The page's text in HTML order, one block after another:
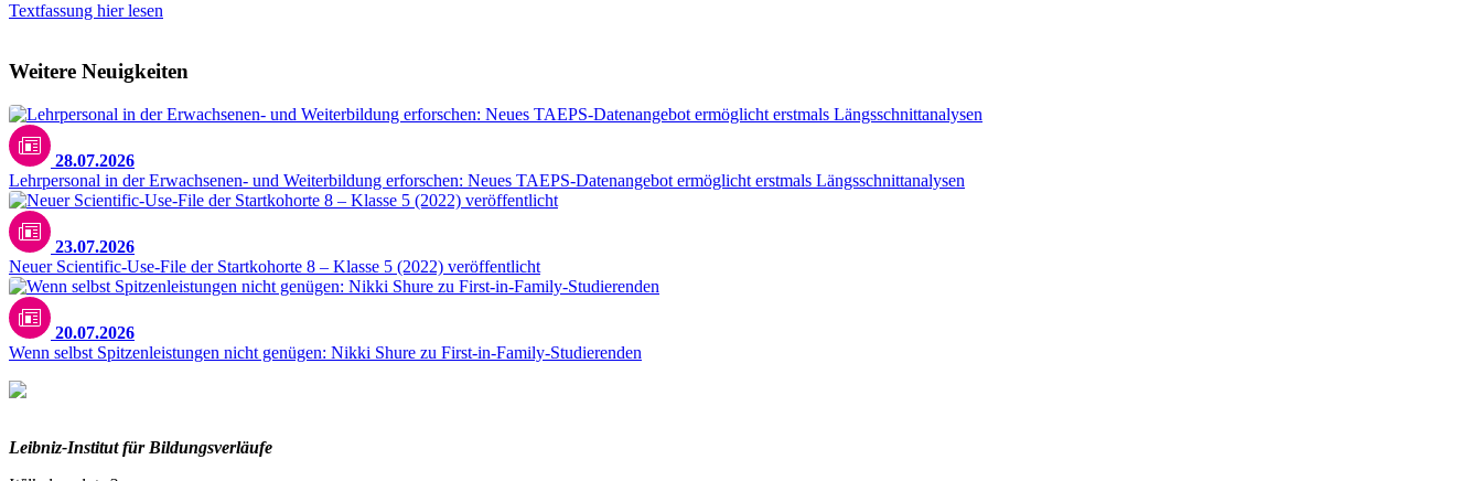
Textfassung hier lesen
Weitere Neuigkeiten
28.07.2026
Lehrpersonal in der Erwachsenen- und Weiterbildung erforschen: Neues TAEPS-Datenangebot ermöglicht erstmals Längsschnittanalysen
23.07.2026
Neuer Scientific-Use-File der Startkohorte 8 – Klasse 5 (2022) veröffentlicht
20.07.2026
Wenn selbst Spitzenleistungen nicht genügen: Nikki Shure zu First-in-Family-Studierenden
Leibniz-Institut für Bildungsverläufe